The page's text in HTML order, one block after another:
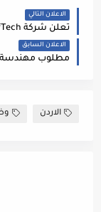
الاعلان التالي
الاعلان السابق
مطلوب مهندسة
الاردن